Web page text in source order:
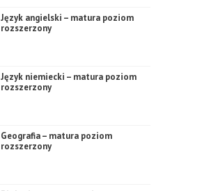
Język angielski – matura poziom
rozszerzony
Język niemiecki – matura poziom
rozszerzony
Geografia – matura poziom
rozszerzony